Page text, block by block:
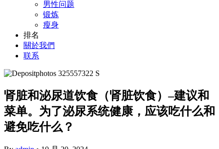
男性问题
锻炼
瘦身
排名
關於我們
联系
肾脏和泌尿道饮食（肾脏饮食）–建议和
菜单。为了泌尿系统健康，应该吃什么和
避免吃什么？